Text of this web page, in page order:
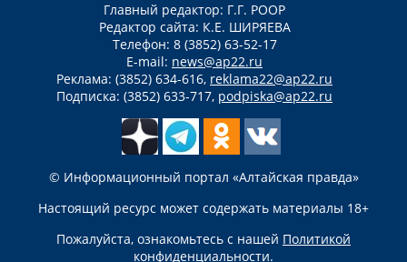
Главный редактор: Г.Г. РООР
Редактор сайта: К.Е. ШИРЯЕВА
Телефон: 8 (3852) 63-52-17
E-mail: news@ap22.ru
Реклама: (3852) 634-616, reklama22@ap22.ru
Подписка: (3852) 633-717, podpiska@ap22.ru
© Информационный портал «Алтайская правда»
Настоящий ресурс может содержать материалы 18+
Пожалуйста, ознакомьтесь с нашей Политикой
конфиденциальности.